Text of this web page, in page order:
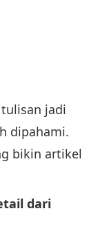
jadi
dipahami.
bikin artikel
dari